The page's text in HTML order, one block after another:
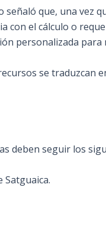
que, una vez
con el cálculo o
personalizada
se traduzcan
deben seguir los